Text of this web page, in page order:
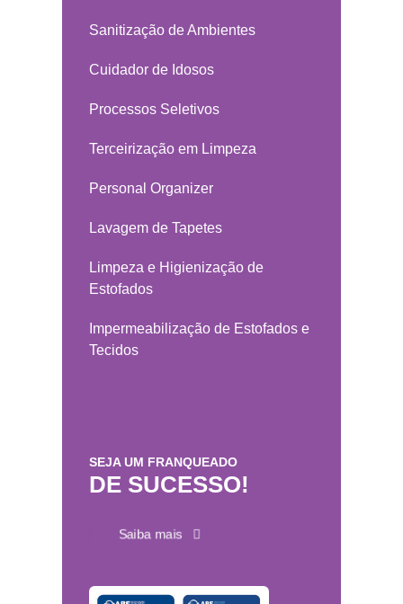
Sanitização de Ambientes
Cuidador de Idosos
Processos Seletivos
Terceirização em Limpeza
Personal Organizer
Lavagem de Tapetes
Limpeza e Higienização de
Estofados
Impermeabilização de Estofados e
Tecidos
SEJA UM FRANQUEADO
DE SUCESSO!
Saiba mais